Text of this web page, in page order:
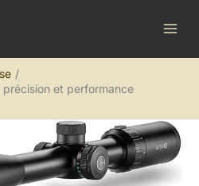
et performance